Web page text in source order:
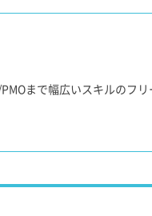
まで幅広いスキルのフ